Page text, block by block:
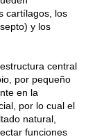
cartílagos, los
y los
central
por pequeño
en la
por lo cual el
natural,
funciones